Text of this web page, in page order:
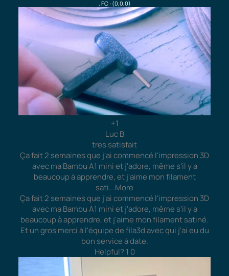
, FC : (0,0,0)
+1
Luc B
tres satisfait
Ça fait 2 semaines que j'ai commencé l'impression 3D
avec ma Bambu A1 mini et j'adore, même s'il y a
beaucoup à apprendre, et j'aime mon filament
sati...More
Ça fait 2 semaines que j'ai commencé l'impression 3D
avec ma Bambu A1 mini et j'adore, même s'il y a
beaucoup à apprendre, et j'aime mon filament satiné.
Et un gros merci à l'équipe de fila3d avec qui j'ai eu du
bon service à date.
Helpful? 1 0